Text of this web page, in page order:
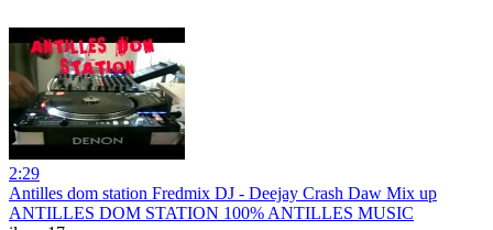
2:29
Antilles dom station Fredmix DJ - Deejay Crash Daw Mix up
ANTILLES DOM STATION 100% ANTILLES MUSIC